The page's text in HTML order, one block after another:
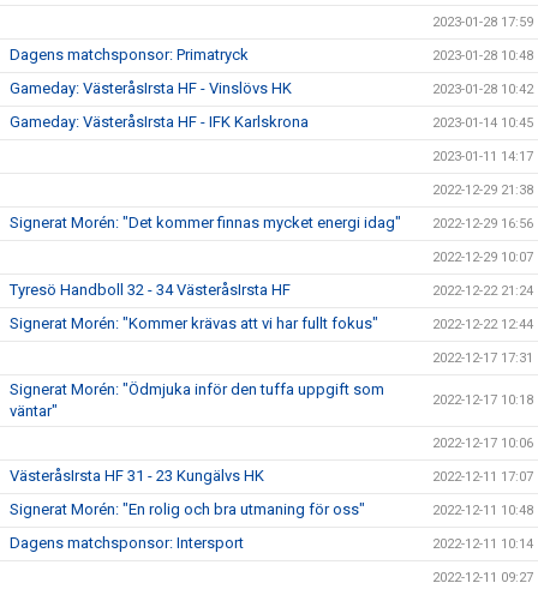
2023-01-28 17:59
Dagens matchsponsor: Primatryck 2023-01-28 10:48
Gameday: VästeråsIrsta HF - Vinslövs HK 2023-01-28 10:42
Gameday: VästeråsIrsta HF - IFK Karlskrona 2023-01-14 10:45
2023-01-11 14:17
2022-12-29 21:38
Signerat Morén: "Det kommer finnas mycket energi idag" 2022-12-29 16:56
2022-12-29 10:07
Tyresö Handboll 32 - 34 VästeråsIrsta HF 2022-12-22 21:24
Signerat Morén: "Kommer krävas att vi har fullt fokus" 2022-12-22 12:44
2022-12-17 17:31
Signerat Morén: "Ödmjuka inför den tuffa uppgift som
väntar"
2022-12-17 10:18
2022-12-17 10:06
VästeråsIrsta HF 31 - 23 Kungälvs HK 2022-12-11 17:07
Signerat Morén: "En rolig och bra utmaning för oss" 2022-12-11 10:48
Dagens matchsponsor: Intersport 2022-12-11 10:14
2022-12-11 09:27